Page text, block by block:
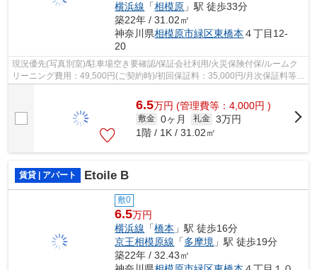
横浜線 「相模原 」駅 徒歩33分
築22年 / 31.02㎡
神奈川県相模原市緑区東橋本 ４丁目12-
20
現況優先(写真別室)/駐車場空き要確認/保証会社利用/火災保険付保/ルームク
リーニング費用：49,500円(ご契約時)/初回保証料：35,000円/月次保証料等総
6.5万円 (管理費等：4,000円 )
敷金 0ヶ月 礼金 3万円
1階 / 1K / 31.02㎡
賃貸 | アパート Etoile B
敷0
6.5万円
横浜線 「橋本 」駅 徒歩16分
京王相模原線 「多摩境 」駅 徒歩19分
築22年 / 32.43㎡